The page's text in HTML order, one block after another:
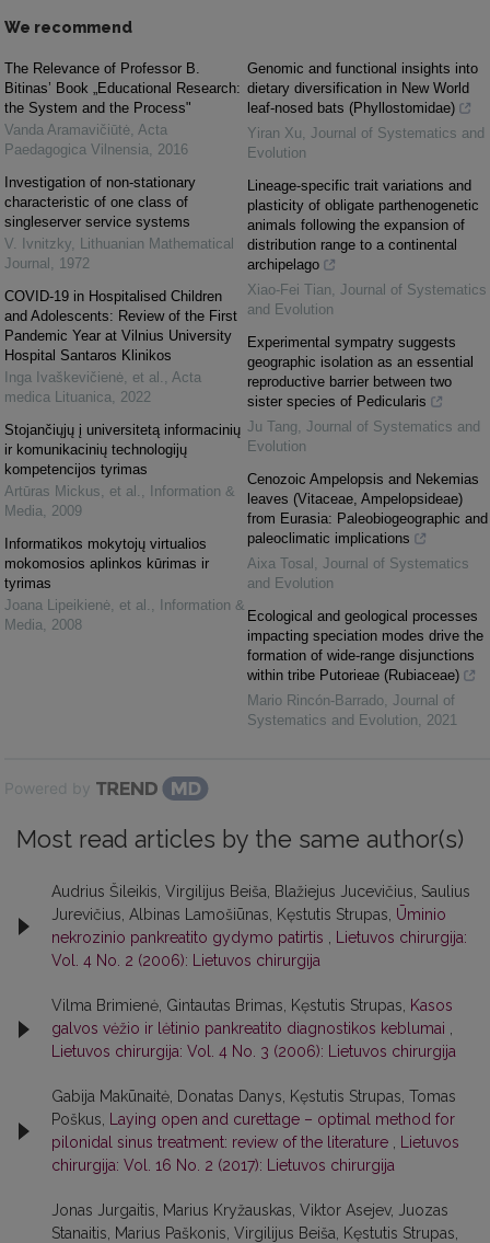
We recommend
The Relevance of Professor B.
Bitinas’ Book „Educational Research:
the System and the Process"
Vanda Aramavičiūtė, Acta
Paedagogica Vilnensia, 2016
Investigation of non-stationary
characteristic of one class of
singleserver service systems
V. Ivnitzky, Lithuanian Mathematical
Journal , 1972
COVID-19 in Hospitalised Children
and Adolescents: Review of the First
Pandemic Year at Vilnius University
Hospital Santaros Klinikos
Inga Ivaškevičienė, et al. , Acta
medica Lituanica, 2022
Stojančiųjų į universitetą informacinių
ir komunikacinių technologijų
kompetencijos tyrimas
Artūras Mickus, et al. ,
Information &
Media, 2009
Informatikos mokytojų virtualios
mokomosios aplinkos kūrimas ir
tyrimas
Joana Lipeikienė, et al. ,
Information &
Media, 2008
Genomic and functional insights into
dietary diversification in New World
leaf-nosed bats (Phyllostomidae)
Yiran Xu, Journal of Systematics and
Evolution
Lineage‐specific trait variations and
plasticity of obligate parthenogenetic
animals following the expansion of
distribution range to a continental
archipelago
Xiao‐Fei Tian, Journal of Systematics
and Evolution
Experimental sympatry suggests
geographic isolation as an essential
reproductive barrier between two
sister species of Pedicularis
Ju Tang, Journal of Systematics and
Evolution
Cenozoic Ampelopsis and Nekemias
leaves (Vitaceae, Ampelopsideae)
from Eurasia: Paleobiogeographic and
paleoclimatic implications
Aixa Tosal , Journal of Systematics
and Evolution
Ecological and geological processes
impacting speciation modes drive the
formation of wide-range disjunctions
within tribe Putorieae (Rubiaceae)
Mario Rincón-Barrado, Journal of
Systematics and Evolution, 2021
Powered by
Most read articles by the same author(s)
Audrius Šileikis, Virgilijus Beiša, Blažiejus Jucevičius, Saulius
Jurevičius, Albinas Lamošiūnas, Kęstutis Strupas, Ūminio
nekrozinio pankreatito gydymo patirtis
Lietuvos chirurgija:
Vol. 4 No. 2 (2006): Lietuvos chirurgija
Vilma Brimienė, Gintautas Brimas, Kęstutis Strupas,
Kasos
galvos vėžio ir lėtinio pankreatito diagnostikos keblumai
Lietuvos chirurgija: Vol. 4 No. 3 (2006): Lietuvos chirurgija
Gabija Makūnaitė, Donatas Danys, Kęstutis Strupas, Tomas
Poškus,
Laying open and curettage – optimal method for
pilonidal sinus treatment: review of the literature
Lietuvos
chirurgija: Vol. 16 No. 2 (2017): Lietuvos chirurgija
Jonas Jurgaitis, Marius Kryžauskas, Viktor Asejev, Juozas
Stanaitis, Marius Paškonis, Virgilijus Beiša, Kęstutis Strupas,